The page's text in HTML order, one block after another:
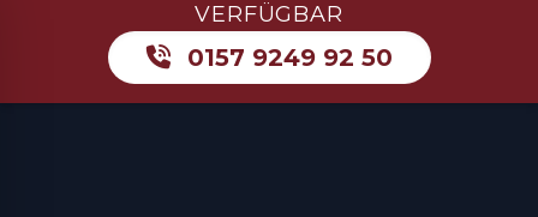
VERFÜGBAR
0157 9249 92 50